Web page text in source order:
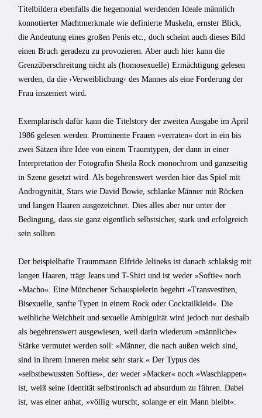
Titelbildern ebenfalls die hegemonial werdenden Ideale männlich
konnotierter Machtmerkmale wie definierte Muskeln, ernster Blick,
die Andeutung eines großen Penis etc., doch scheint auch dieses Bild
einen Bruch geradezu zu provozieren. Aber auch hier kann die
Grenzüberschreitung nicht als (homosexuelle) Ermächtigung gelesen
werden, da die ›Verweiblichung‹ des Mannes als eine Forderung der
Frau inszeniert wird.
Exemplarisch dafür kann die Titelstory der zweiten Ausgabe im April
1986 gelesen werden. Prominente Frauen »verraten« dort in ein bis
zwei Sätzen ihre Idee von einem Traumtypen, der dann in einer
Interpretation der Fotografin Sheila Rock monochrom und ganzseitig
in Szene gesetzt wird. Als begehrenswert werden hier das Spiel mit
Androgynität, Stars wie David Bowie, schlanke Männer mit Röcken
und langen Haaren ausgezeichnet. Dies alles aber nur unter der
Bedingung, dass sie ganz eigentlich selbstsicher, stark und erfolgreich
sein sollten.
Der beispielhafte Traummann Elfride Jelineks ist danach schlaksig mit
langen Haaren, trägt Jeans und T-Shirt und ist weder »Softie« noch
»Macho«. Eine Münchener Schauspielerin begehrt »Transvestiten,
Bisexuelle, sanfte Typen in einem Rock oder Cocktailkleid«. Die
weibliche Weichheit und sexuelle Ambiguität wird jedoch nur deshalb
als begehrenswert ausgewiesen, weil darin wiederum »männliche«
Stärke vermutet werden soll: »Männer, die nach außen weich sind,
sind in ihrem Inneren meist sehr stark.« Der Typus des
»selbstbewussten Softies«, der weder »Macker« noch »Waschlappen«
ist, weiß seine Identität selbstironisch ad absurdum zu führen. Dabei
ist, was einer anhat, »völlig wurscht, solange er ein Mann bleibt«.